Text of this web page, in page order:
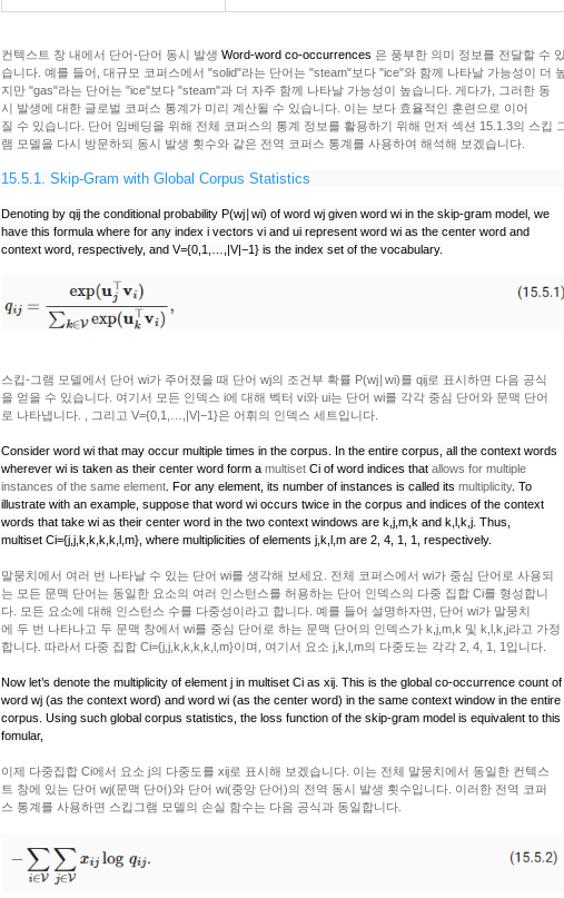
컨텍스트 창 내에서 단어-단어 동시 발생 Word-word co-occurrences 은 풍부한 의미 정보를 전달할 수 있
습니다. 예를 들어, 대규모 코퍼스에서 "solid"라는 단어는 "steam"보다 "ice"와 함께 나타날 가능성이 더
지만 "gas"라는 단어는 "ice"보다 "steam"과 더 자주 함께 나타날 가능성이 높습니다. 게다가, 그러한 동
시 발생에 대한 글로벌 코퍼스 통계가 미리 계산될 수 있습니다. 이는 보다 효율적인 훈련으로 이어
질 수 있습니다. 단어 임베딩을 위해 전체 코퍼스의 통계 정보를 활용하기 위해 먼저 섹션 15.1.3의 스킵
램 모델을 다시 방문하되 동시 발생 횟수와 같은 전역 코퍼스 통계를 사용하여 해석해 보겠습니다.
15.5.1. Skip-Gram with Global Corpus Statistics
Denoting by qij the conditional probability P(wj∣wi) of word wj given word wi in the skip-gram model, we
have this formula where for any index i vectors vi and ui represent word wi as the center word and
context word, respectively, and V={0,1,…,|V|−1} is the index set of the vocabulary.
스킵-그램 모델에서 단어 wi가 주어졌을 때 단어 wj의 조건부 확률 P(wj∣wi)를 qij로 표시하면 다음 공식
을 얻을 수 있습니다. 여기서 모든 인덱스 i에 대해 벡터 vi와 ui는 단어 wi를 각각 중심 단어와 문맥 단어
로 나타냅니다. , 그리고 V={0,1,…,|V|−1}은 어휘의 인덱스 세트입니다.
Consider word wi that may occur multiple times in the corpus. In the entire corpus, all the context words
wherever wi is taken as their center word form a multiset Ci of word indices that allows for multiple
instances of the same element . For any element, its number of instances is called its multiplicity . To
illustrate with an example, suppose that word wi occurs twice in the corpus and indices of the context
words that take wi as their center word in the two context windows are k,j,m,k and k,l,k,j . Thus,
multiset Ci={j,j,k,k,k,k,l,m} , where multiplicities of elements j,k,l,m are 2, 4, 1, 1, respectively.
말뭉치에서 여러 번 나타날 수 있는 단어 wi를 생각해 보세요. 전체 코퍼스에서 wi가 중심 단어로 사용되
는 모든 문맥 단어는 동일한 요소의 여러 인스턴스를 허용하는 단어 인덱스의 다중 집합 Ci를 형성합니
다. 모든 요소에 대해 인스턴스 수를 다중성이라고 합니다. 예를 들어 설명하자면, 단어 wi가 말뭉치
에 두 번 나타나고 두 문맥 창에서 wi를 중심 단어로 하는 문맥 단어의 인덱스가 k,j,m,k 및 k,l,k,j라고 가정
합니다. 따라서 다중 집합 Ci={j,j,k,k,k,k,l,m}이며, 여기서 요소 j,k,l,m의 다중도는 각각 2, 4, 1, 1입니다.
Now let’s denote the multiplicity of element j in multiset Ci as xij . This is the global co-occurrence count of
word wj (as the context word) and word wi (as the center word) in the same context window in the entire
corpus. Using such global corpus statistics, the loss function of the skip-gram model is equivalent to this
fomular,
이제 다중집합 Ci에서 요소 j의 다중도를 xij로 표시해 보겠습니다. 이는 전체 말뭉치에서 동일한 컨텍스
트 창에 있는 단어 wj(문맥 단어)와 단어 wi(중앙 단어)의 전역 동시 발생 횟수입니다. 이러한 전역 코퍼
스 통계를 사용하면 스킵그램 모델의 손실 함수는 다음 공식과 동일합니다.